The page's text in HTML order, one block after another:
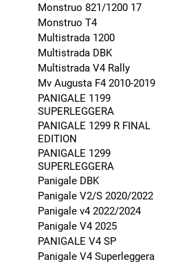
Monstruo 821/1200 17
Monstruo T4
Multistrada 1200
Multistrada DBK
Multistrada V4 Rally
Mv Augusta F4 2010-2019
PANIGALE 1199
SUPERLEGGERA
PANIGALE 1299 R FINAL
EDITION
PANIGALE 1299
SUPERLEGGERA
Panigale DBK
Panigale V2/S 2020/2022
Panigale v4 2022/2024
Panigale V4 2025
PANIGALE V4 SP
Panigale V4 Superleggera